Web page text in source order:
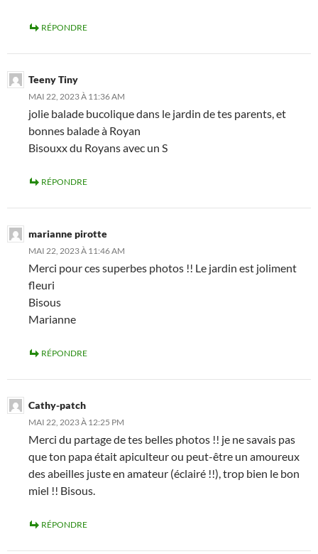
RÉPONDRE
Teeny Tiny
MAI 22, 2023 À 11:36 AM
jolie balade bucolique dans le jardin de tes parents, et
bonnes balade à Royan
Bisouxx du Royans avec un S
RÉPONDRE
marianne pirotte
MAI 22, 2023 À 11:46 AM
Merci pour ces superbes photos !! Le jardin est joliment
fleuri
Bisous
Marianne
RÉPONDRE
Cathy-patch
MAI 22, 2023 À 12:25 PM
Merci du partage de tes belles photos !! je ne savais pas
que ton papa était apiculteur ou peut-être un amoureux
des abeilles juste en amateur (éclairé !!), trop bien le bon
miel !! Bisous.
RÉPONDRE